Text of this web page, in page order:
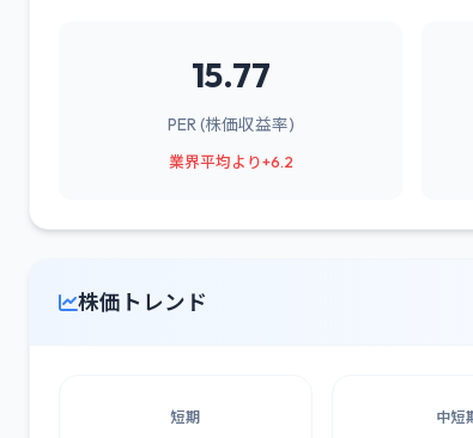
15.77
PER (株価収益率)
業界平均より+6.2
株価トレンド
短期 中短